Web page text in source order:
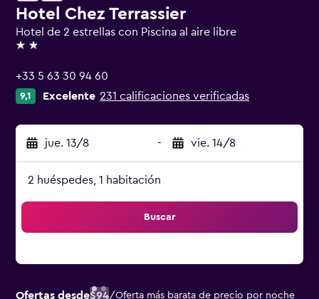
Hotel Chez Terrassier
Hotel de 2 estrellas con Piscina al aire libre
2 estrellas
+33 5 63 30 94 60
9,1 Excelente 231 calificaciones verificadas
jue. 13/8 - vie. 14/8
2 huéspedes, 1 habitación
Buscar
Ofertas desde$94/Oferta más barata de precio por noche